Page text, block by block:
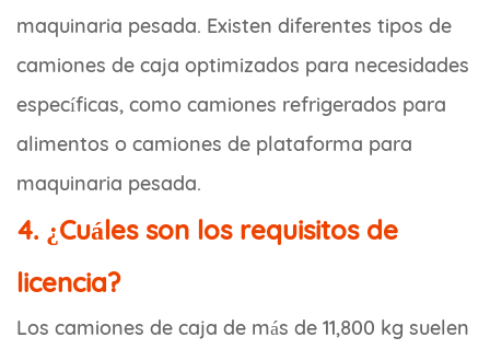
maquinaria pesada. Existen diferentes tipos de
camiones de caja optimizados para necesidades
específicas, como camiones refrigerados para
alimentos o camiones de plataforma para
maquinaria pesada.
4. ¿Cuáles son los requisitos de
licencia?
Los camiones de caja de más de 11,800 kg suelen